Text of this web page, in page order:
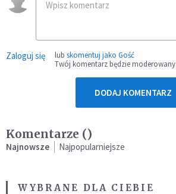
Zaloguj się lub skomentuj jako Gość
Twój komentarz będzie moderowany
DODAJ KOMENTARZ
Komentarze ()
Najnowsze Najpopularniejsze
WYBRANE DLA CIEBIE